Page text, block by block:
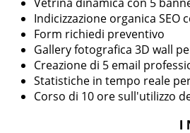
Indicizzazione organica SEO
Form richiedi preventivo
Gallery fotografica 3D wall
Creazione di 5 email
Statistiche in tempo reale
Corso di 10 ore sull'utilizzo
I